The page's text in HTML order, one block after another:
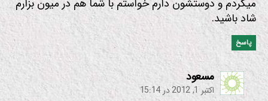
میکردم و دوستشون دارم خواستم با شما هم در میون بزارم
شاد باشید.
پاسخ
مسعود:
اکتبر 1, 2012 در 15:14